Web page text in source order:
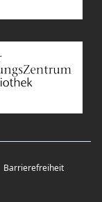
Barrierefreiheit